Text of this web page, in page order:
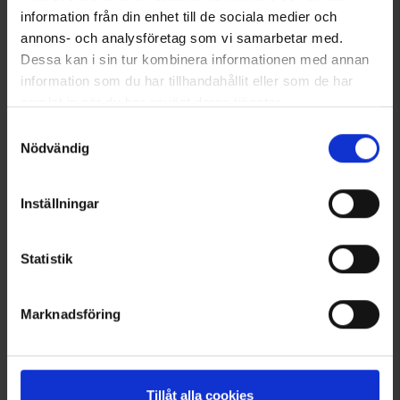
information från din enhet till de sociala medier och
annons- och analysföretag som vi samarbetar med.
Dessa kan i sin tur kombinera informationen med annan
information som du har tillhandahållit eller som de har
Nödvändig
Inställningar
Statistik
Marknadsföring
Tillåt alla cookies
Tattersall-Hemd Skåne
Andere kauften auch